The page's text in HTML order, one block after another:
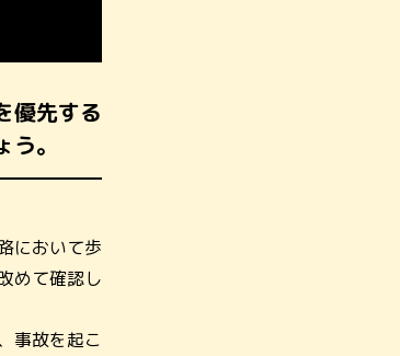
優先する
。
において歩
めて確認し
事故を起こ